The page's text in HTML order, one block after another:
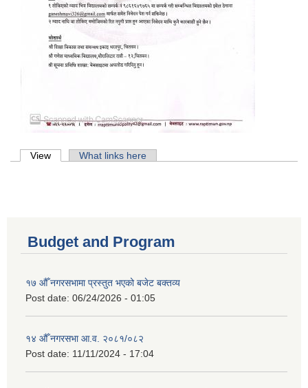
Primary tabs
View (active tab)What links here
Budget and Program
१७ औँ नगरसभामा प्रस्तुत भएको बजेट बक्तव्य
Post date: 06/24/2026 - 01:05
१४ औँ नगरसभा आ.व. २०८१/०८२
Post date: 11/11/2024 - 17:04